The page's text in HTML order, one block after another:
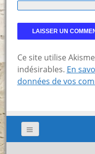
Ce site utilise
indésirables. En
données de vos